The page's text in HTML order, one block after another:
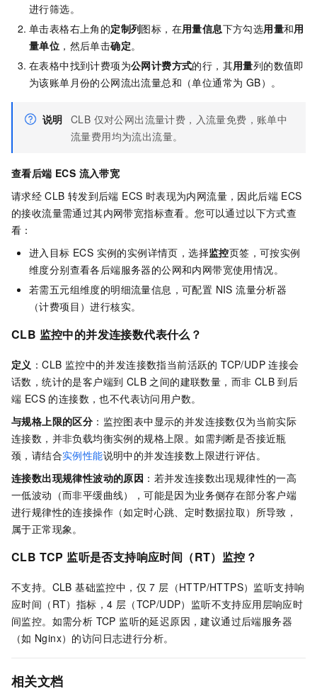
进行筛选。
单击表格右上角的定制列图标，在用量信息下方勾选用量和用
量单位 ，然后单击确定。
在表格中找到计费项为公网计费方式的行，其用量列的数值即
为该账单月份的公网流出流量总和（单位通常为 GB）。
说明 CLB 仅对公网出流量计费，入流量免费，账单中
流量费用均为流出流量。
查看后端 ECS 流入带宽
请求经 CLB 转发到后端 ECS 时表现为内网流量，因此后端 ECS
的接收流量需通过其内网带宽指标查看。您可以通过以下方式查
看：
进入目标 ECS 实例的实例详情页，选择监控页签，可按实例
维度分别查看各后端服务器的公网和内网带宽使用情况。
若需五元组维度的明细流量信息，可配置 NIS 流量分析器
（计费项目）进行核实。
CLB 监控中的并发连接数代表什么？
定义 ：CLB 监控中的并发连接数指当前活跃的 TCP/UDP 连接会
话数，统计的是客户端到 CLB 之间的建联数量，而非 CLB 到后
端 ECS 的连接数，也不代表访问用户数。
与规格上限的区分 ：监控图表中显示的并发连接数仅为当前实际
连接数，并非负载均衡实例的规格上限。如需判断是否接近瓶
颈，请结合实例性能说明中的并发连接数上限进行评估。
连接数出现规律性波动的原因 ：若并发连接数出现规律性的一高
一低波动（而非平缓曲线），可能是因为业务侧存在部分客户端
进行规律性的连接操作（如定时心跳、定时数据拉取）所导致，
属于正常现象。
CLB TCP 监听是否支持响应时间（RT）监控？
不支持。CLB 基础监控中，仅 7 层（HTTP/HTTPS）监听支持响
应时间（RT）指标，4 层（TCP/UDP）监听不支持应用层响应时
间监控。如需分析 TCP 监听的延迟原因，建议通过后端服务器
（如 Nginx）的访问日志进行分析。
相关文档